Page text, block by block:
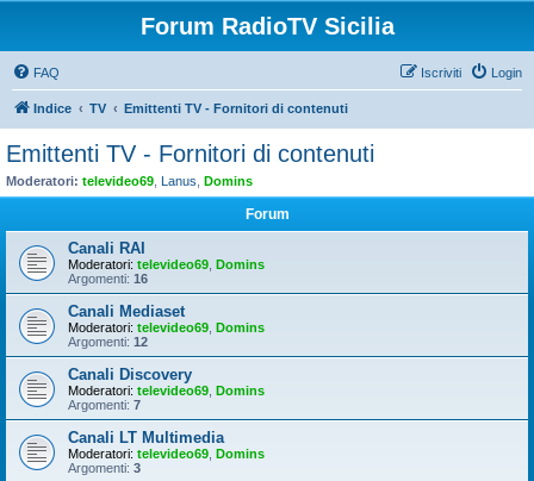
Forum RadioTV Sicilia
FAQ Login
Iscriviti
Indice TV Emittenti TV - Fornitori di contenuti
Emittenti TV - Fornitori di contenuti
Moderatori: televideo69 Lanus Domins
Forum
Canali RAI
Moderatori: televideo69 Domins
Argomenti: 16
Canali Mediaset
Moderatori: televideo69 Domins
Argomenti: 12
Canali Discovery
Moderatori: televideo69 Domins
Argomenti: 7
Canali LT Multimedia
Moderatori: televideo69 Domins
Argomenti: 3